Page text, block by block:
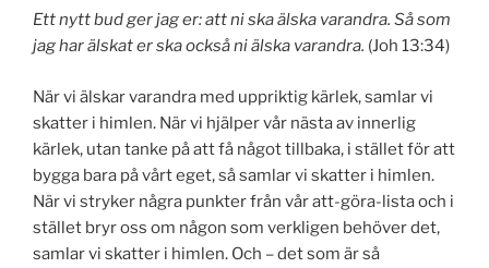
Ett nytt bud ger jag er: att ni ska älska varandra. Så som
jag har älskat er ska också ni älska varandra. (Joh 13:34)
När vi älskar varandra med uppriktig kärlek, samlar vi
skatter i himlen. När vi hjälper vår nästa av innerlig
kärlek, utan tanke på att få något tillbaka, i stället för att
bygga bara på vårt eget, så samlar vi skatter i himlen.
När vi stryker några punkter från vår att-göra-lista och i
stället bryr oss om någon som verkligen behöver det,
samlar vi skatter i himlen. Och – det som är så